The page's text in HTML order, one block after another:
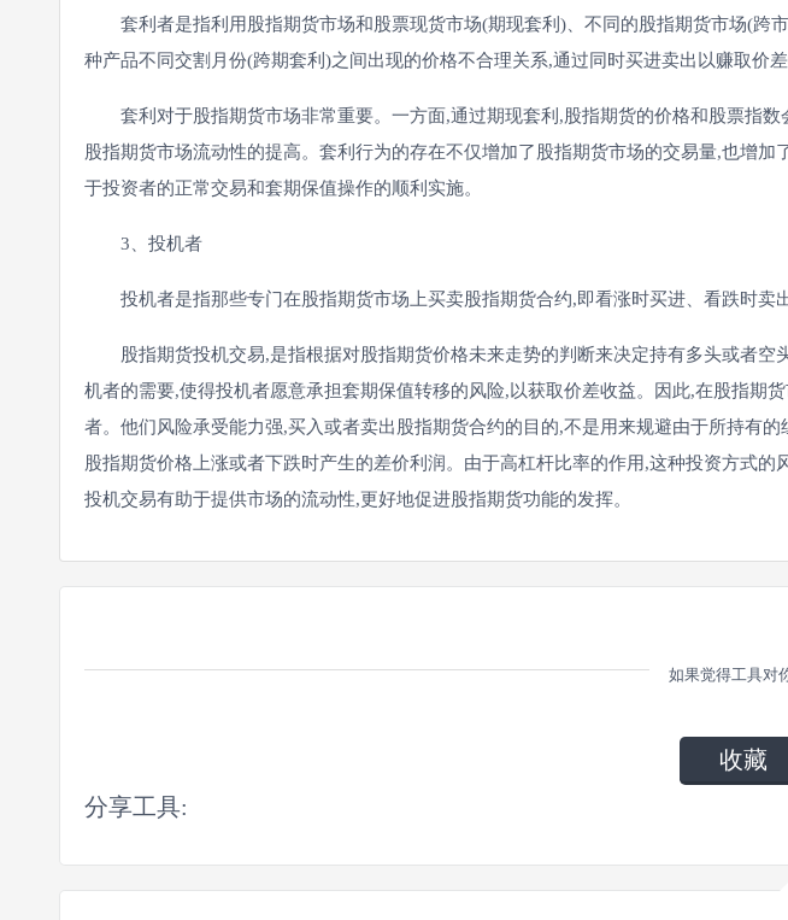
套利者是指利用股指期货市场和股票现货市场(期现套利)、不同的股指期货市场(跨
种产品不同交割月份(跨期套利)之间出现的价格不合理关系,通过同时买进卖出以赚取价差
套利对于股指期货市场非常重要。一方面,通过期现套利,股指期货的价格和股票指数
股指期货市场流动性的提高。套利行为的存在不仅增加了股指期货市场的交易量,也增加
于投资者的正常交易和套期保值操作的顺利实施。
3、投机者
投机者是指那些专门在股指期货市场上买卖股指期货合约,即看涨时买进、看跌时卖出
股指期货投机交易,是指根据对股指期货价格未来走势的判断来决定持有多头或者空
机者的需要,使得投机者愿意承担套期保值转移的风险,以获取价差收益。因此,在股指期
者。他们风险承受能力强,买入或者卖出股指期货合约的目的,不是用来规避由于所持有
股指期货价格上涨或者下跌时产生的差价利润。由于高杠杆比率的作用,这种投资方式
投机交易有助于提供市场的流动性,更好地促进股指期货功能的发挥。
如果觉得工具对
收藏
分享工具: